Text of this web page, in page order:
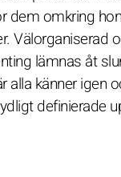
dem omkring
Välorganiserad
lämnas åt
alla känner igen
definierade